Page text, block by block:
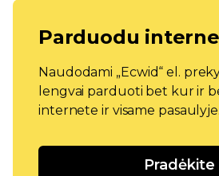
Parduodu
Naudodami „Ecwid“ el.
lengvai parduoti bet kur ir
internete ir visame pasaulyje.
Pradėkite